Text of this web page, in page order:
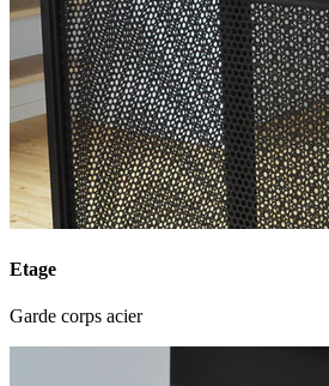
Etage
Garde corps acier